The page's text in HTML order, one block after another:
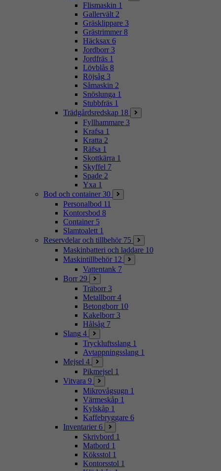
Flismaskin 1
Gallervält 2
Gräsklippare 3
Grästrimmer 8
Häcksax 6
Jordborr 3
Jordfräs 1
Lövblås 8
Röjsåg 3
Såmaskin 2
Snöslunga 1
Stubbfräs 1
Trädgårdsredskap 18
Fyllhammare 3
Krafsa 1
Kratta 2
Räfsa 1
Skottkärra 1
Skyffel 7
Spade 2
Yxa 1
Bod och container 30
Personalbod 11
Kontorsbod 8
Container 5
Slamtoalett 1
Reservdelar och tillbehör 75
Maskinbatteri och laddare 10
Maskintillbehör 12
Vattentank 7
Borr 29
Träborr 3
Metallborr 4
Betongborr 10
Kakelborr 3
Hålsåg 7
Slang 4
Tryckluftsslang 1
Avtappningsslang 1
Mejsel 4
Pikmejsel 1
Vitvara 9
Mikrovågsugn 1
Värmeskåp 1
Kylskåp 1
Kaffebryggare 6
Inventarier 6
Skrivbord 1
Matbord 1
Köksstol 1
Kontorsstol 1